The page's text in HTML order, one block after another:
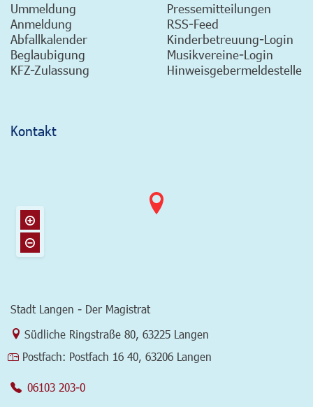
Ummeldung
Anmeldung
Abfallkalender
Beglaubigung
KFZ-Zulassung
Pressemitteilungen
RSS-Feed
Kinderbetreuung-Login
Musikvereine-Login
Hinweisgebermeldestelle
Kontakt
Stadt Langen - Der Magistrat
Link zur Google-Maps Navigation
Südliche Ringstraße 80, 63225 Langen
Postfach: Postfach 16 40, 63206 Langen
06103 203-0